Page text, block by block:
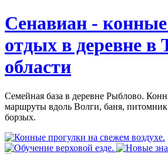
Сенавиан -
отдых в деревне в
области
Семейная база в деревне Рыблово.
маршруты вдоль Волги, баня,
борзых.